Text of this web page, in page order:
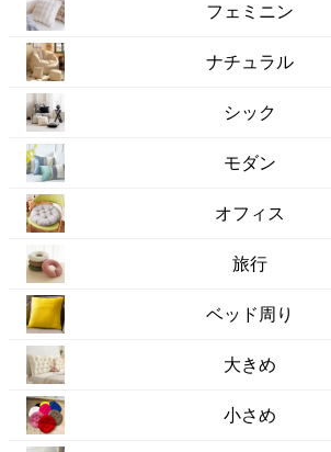
フェミニン
ナチュラル
シック
モダン
オフィス
旅行
ベッド周り
大きめ
小さめ